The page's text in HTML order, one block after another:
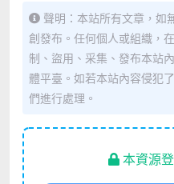
聲明：本站所有文章，如
創發布。任何個人或組織，
制、盜用、采集、發布本站
體平臺。如若本站內容侵犯
們進行處理。
本資源